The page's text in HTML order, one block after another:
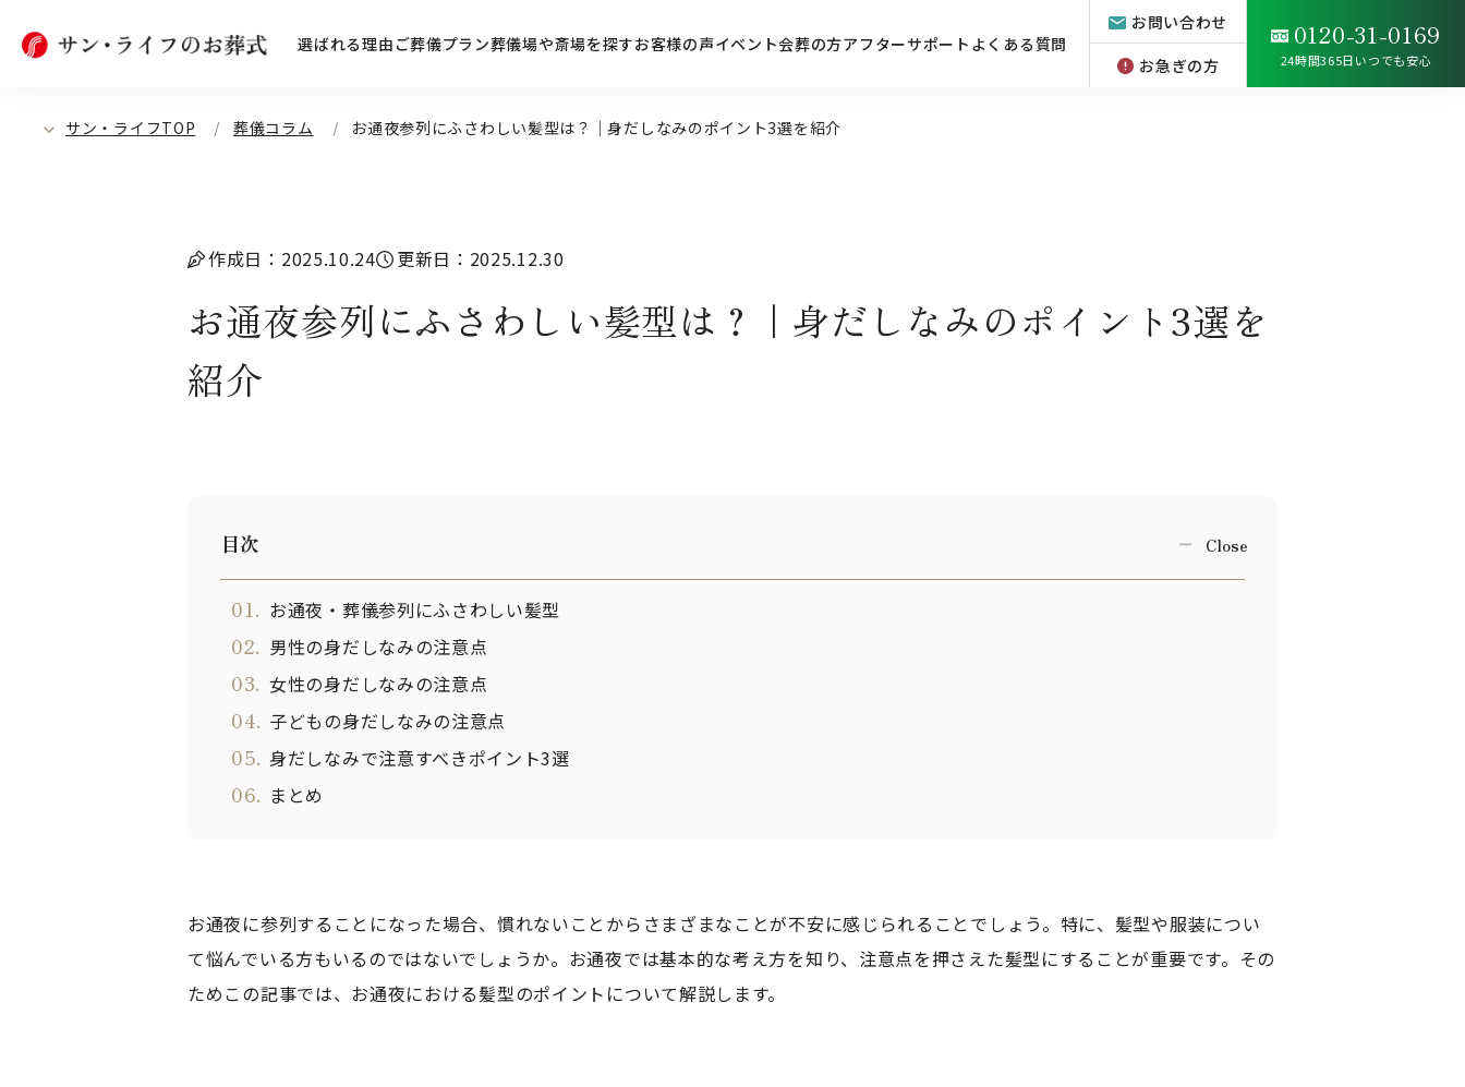
選ばれる理由 ご葬儀プラン葬儀場や斎場を探すお客様の声イベント会葬の方アフターサポート よくある質問
お問い合わせ
お急ぎの方
0120-31-0169
24時間365日いつでも安心
サン・ライフTOP 葬儀コラム お通夜参列にふさわしい髪型は？｜身だしなみのポイント3選を紹介
作成日：2025.10.24 更新日：2025.12.30
お通夜参列にふさわしい髪型は？｜身だしなみのポイント3選を
紹介
目次
01. お通夜・葬儀参列にふさわしい髪型
02. 男性の身だしなみの注意点
03. 女性の身だしなみの注意点
04. 子どもの身だしなみの注意点
05. 身だしなみで注意すべきポイント3選
06. まとめ
お通夜に参列することになった場合、慣れないことからさまざまなことが不安に感じられることでしょう。特に、髪型や服装につい
て悩んでいる方もいるのではないでしょうか。お通夜では基本的な考え方を知り、注意点を押さえた髪型にすることが重要です。その
ためこの記事では、お通夜における髪型のポイントについて解説します。